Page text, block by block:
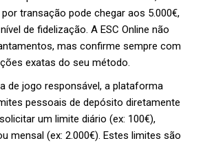
transação pode chegar aos 5.000€,
de fidelização. A ESC Online não
mas confirme sempre com
exatas do seu método.
de jogo responsável, a plataforma
pessoais de depósito diretamente
um limite diário (ex: 100€),
mensal (ex: 2.000€). Estes limites são